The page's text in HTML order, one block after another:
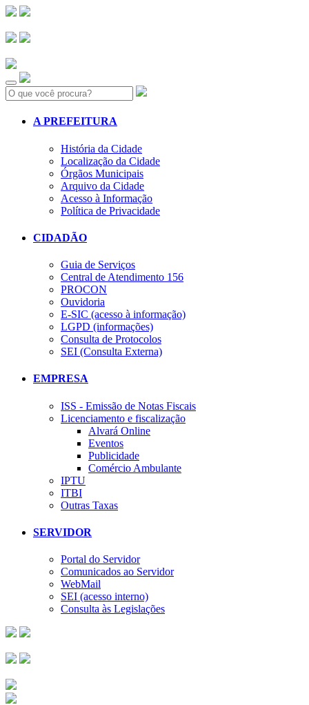
Search:
A PREFEITURA
História da Cidade
Localização da Cidade
Órgãos Municipais
Arquivo da Cidade
Acesso à Informação
Política de Privacidade
CIDADÃO
Guia de Serviços
Central de Atendimento 156
PROCON
Ouvidoria
E-SIC (acesso à informação)
LGPD (informações)
Consulta de Protocolos
SEI (Consulta Externa)
EMPRESA
ISS - Emissão de Notas Fiscais
Licenciamento e fiscalização
Alvará Online
Eventos
Publicidade
Comércio Ambulante
IPTU
ITBI
Outras Taxas
SERVIDOR
Portal do Servidor
Comunicados ao Servidor
WebMail
SEI (acesso interno)
Consulta às Legislações